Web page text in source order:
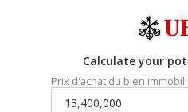
Calculate your
Prix d'achat du bien